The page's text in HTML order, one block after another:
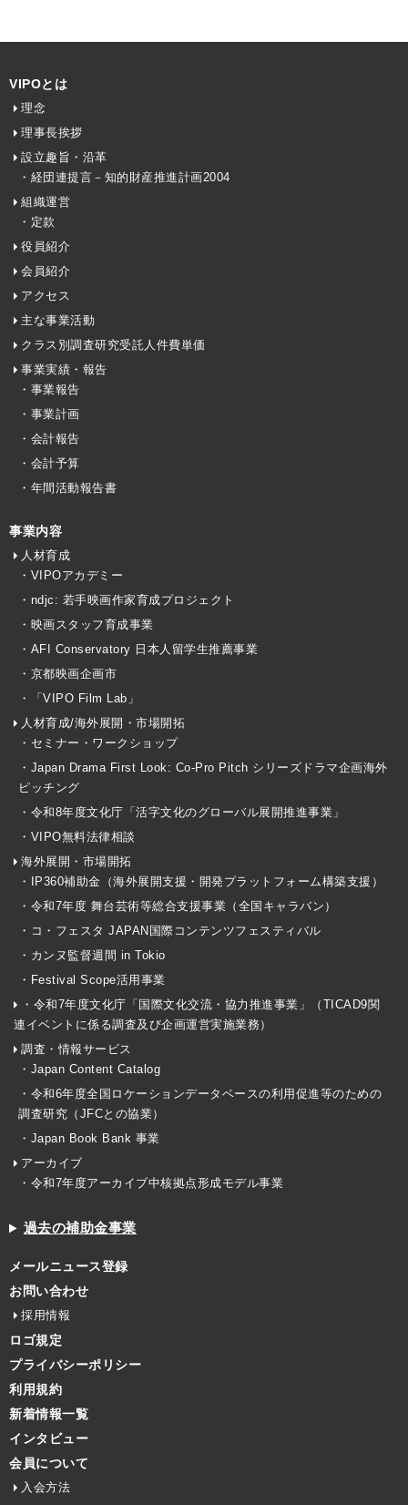
VIPOとは
理念
理事長挨拶
設立趣旨・沿革
・経団連提言－知的財産推進計画2004
組織運営
・定款
役員紹介
会員紹介
アクセス
主な事業活動
クラス別調査研究受託人件費単価
事業実績・報告
・事業報告
・事業計画
・会計報告
・会計予算
・年間活動報告書
事業内容
人材育成
・VIPOアカデミー
・ndjc: 若手映画作家育成プロジェクト
・映画スタッフ育成事業
・AFI Conservatory 日本人留学生推薦事業
・京都映画企画市
・「VIPO Film Lab」
人材育成/海外展開・市場開拓
・セミナー・ワークショップ
・Japan Drama First Look: Co-Pro Pitch シリーズドラマ企画海外
ピッチング
・令和8年度文化庁「活字文化のグローバル展開推進事業」
・VIPO無料法律相談
海外展開・市場開拓
・IP360補助金（海外展開支援・開発プラットフォーム構築支援）
・令和7年度 舞台芸術等総合支援事業（全国キャラバン）
・コ・フェスタ JAPAN国際コンテンツフェスティバル
・カンヌ監督週間 in Tokio
・Festival Scope活用事業
・令和7年度文化庁「国際文化交流・協力推進事業」（TICAD9関
連イベントに係る調査及び企画運営実施業務）
調査・情報サービス
・Japan Content Catalog
・令和6年度全国ロケーションデータベースの利用促進等のための
調査研究（JFCとの協業）
・Japan Book Bank 事業
アーカイブ
・令和7年度アーカイブ中核拠点形成モデル事業
過去の補助金事業
メールニュース登録
お問い合わせ
採用情報
ロゴ規定
プライバシーポリシー
利用規約
新着情報一覧
インタビュー
会員について
入会方法